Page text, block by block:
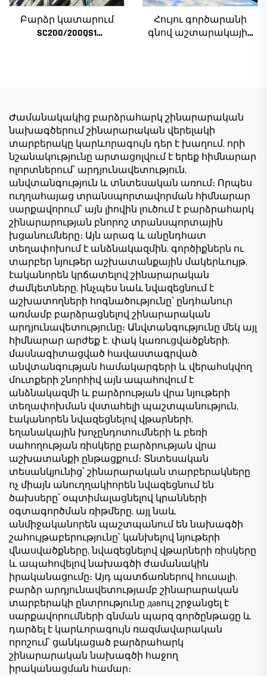
Բարձր կատարում
SC200/200QS1
համար ցածր գնով
Հույու գործարանի
գնով աշտարակային
Ժամանակակից բարձրահարկ շինարարական
նախագծերում շինարարական վերելակի
տարբերակը կարևորագույն դեր է խաղում, որի
նշանակությունը արտացոլվում է երեք հիմնարար
ոլորտներում՝ արդյունավետություն,
անվտանգություն և տնտեսական առում։ Որպես
ուղղահայաց տրանսպորտավորման հիմնարար
սարքավորում՝ այն լիովին լուծում է բարձրահարկ
շինարարության բնորոշ տրանսպորտային
խցանումները։ Այն արագ և անընդհատ
տեղափոխում է անձնակազմին, գործիքներն ու
տարբեր նյութեր աշխատանքային մակերևույթ,
էականորեն կրճատելով շինարարական
ժամկետները, ինչպես նաև նվազեցնում է
աշխատողների հոգնածությունը՝ ընդհանուր
առմամբ բարձրացնելով շինարարական
արդյունավետությունը։ Անվտանգությունը մեկ այլ
հիմնարար արժեք է. փակ կառուցվածքների,
մասնագիտացված հավաստագրված
անվտանգության համակարգերի և վերահսկվող
մուտքերի շնորհիվ այն ապահովում է
անձնակազմի և բարձրության վրա նյութերի
տեղափոխման վստահելի պաշտպանություն,
էականորեն նվազեցնելով վթարների,
եղանակային խոչընդոտումների և բեռի
սահողության ռիսկերը բարձրության վրա
աշխատանքի ընթացքում։ Տնտեսական
տեսանկյունից՝ շինարարական տարբերակները
ոչ միայն անուղղակիորեն նվազեցնում են
ծախսերը՝ օպտիմալացնելով կրանների
օգտագործման ռիթմերը, այլ նաև
անմիջականորեն պաշտպանում են նախագծի
շահույթաբերությունը՝ կանխելով նյութերի
վնասվածքները, նվազեցնելով վթարների ռիսկերը
և ապահովելով նախագծի ժամանակին
իրականացումը։ Այդ պատճառներով հուսալի,
բարձր արդյունավետությամբ շինարարական
տարբերակի ընտրությունը давուլ շրջանցել է
սարքավորումների գնման պարզ գործընթացը և
դարձել է կարևորագույն ռազմավարական
որոշում՝ ցանկացած բարձրահարկ
շինարարական նախագծի հաջող
իրականացման համար։